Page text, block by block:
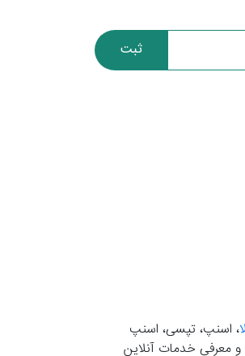
ثبت
، اسنپ، تپسی، اسنپ
و معرفی خدمات آنلاین